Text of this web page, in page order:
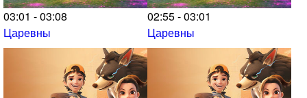
03:01 - 03:08
Царевны
02:55 - 03:01
Царевны